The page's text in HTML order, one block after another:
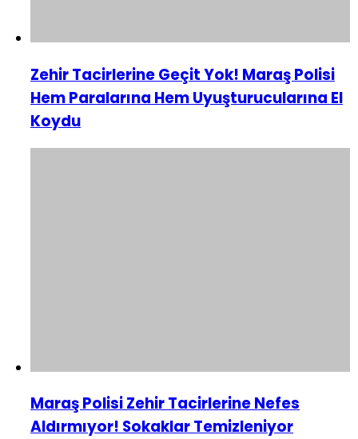
Zehir Tacirlerine Geçit Yok! Maraş Polisi
Hem Paralarına Hem Uyuşturucularına El
Koydu
Maraş Polisi Zehir Tacirlerine Nefes
Aldırmıyor! Sokaklar Temizleniyor